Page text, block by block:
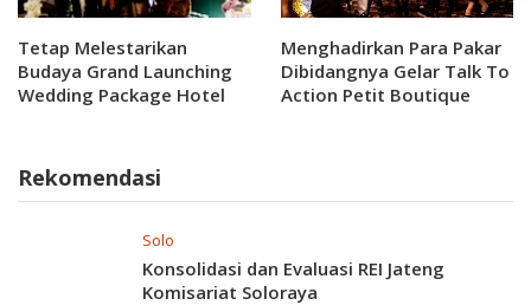
Tetap Melestarikan
Budaya Grand Launching
Wedding Package Hotel
Menghadirkan Para Pakar
Dibidangnya Gelar Talk To
Action Petit Boutique
Rekomendasi
Solo
Konsolidasi dan Evaluasi REI Jateng
Komisariat Soloraya